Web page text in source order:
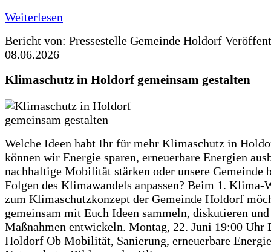
Weiterlesen
Bericht von: Pressestelle Gemeinde Holdorf
08.06.2026
Klimaschutz in Holdorf gemeinsam gestalten
Welche Ideen habt Ihr für mehr Klimaschutz in
können wir Energie sparen, erneuerbare Energien
nachhaltige Mobilität stärken oder unsere Gemeinde
Folgen des Klimawandels anpassen? Beim 1. Klima-
zum Klimaschutzkonzept der Gemeinde Holdorf
gemeinsam mit Euch Ideen sammeln, diskutieren
Maßnahmen entwickeln. Montag, 22. Juni 19:00 Uhr
Holdorf Ob Mobilität, Sanierung, erneuerbare